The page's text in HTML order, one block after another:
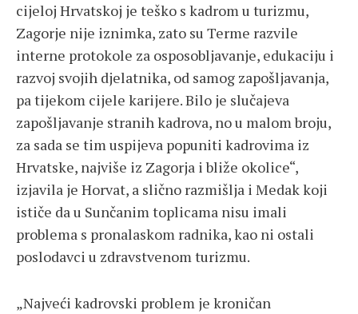
cijeloj Hrvatskoj je teško s kadrom u turizmu,
Zagorje nije iznimka, zato su Terme razvile
interne protokole za osposobljavanje, edukaciju i
razvoj svojih djelatnika, od samog zapošljavanja,
pa tijekom cijele karijere. Bilo je slučajeva
zapošljavanje stranih kadrova, no u malom broju,
za sada se tim uspijeva popuniti kadrovima iz
Hrvatske, najviše iz Zagorja i bliže okolice“,
izjavila je Horvat, a slično razmišlja i Medak koji
ističe da u Sunčanim toplicama nisu imali
problema s pronalaskom radnika, kao ni ostali
poslodavci u zdravstvenom turizmu.
„Najveći kadrovski problem je kroničan